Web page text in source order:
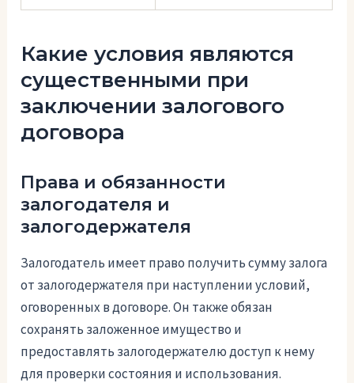
Какие условия являются
существенными при
заключении залогового
договора
Права и обязанности
залогодателя и
залогодержателя
Залогодатель имеет право получить сумму залога
от залогодержателя при наступлении условий,
оговоренных в договоре. Он также обязан
сохранять заложенное имущество и
предоставлять залогодержателю доступ к нему
для проверки состояния и использования.